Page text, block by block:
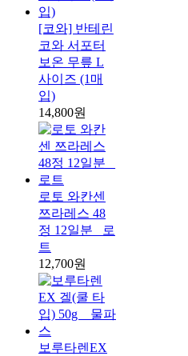
[코와] 반테린
코와 서포터
보온 무릎 L
사이즈 (1매
입)
14,800원
로토 와칸센
쯔라레스 48
정 12일분 _로
트
12,700원
보루타렌EX